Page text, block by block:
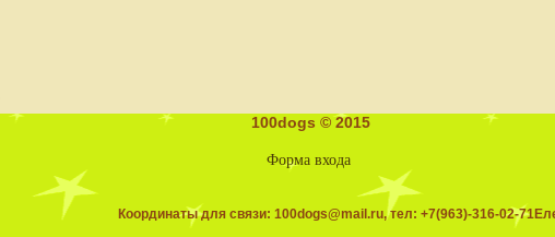
100dogs © 2015
Форма входа
Координаты для связи: 100dogs@mail.ru, тел: +7(963)-316-02-